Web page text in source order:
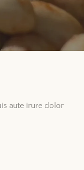
aute irure dolor